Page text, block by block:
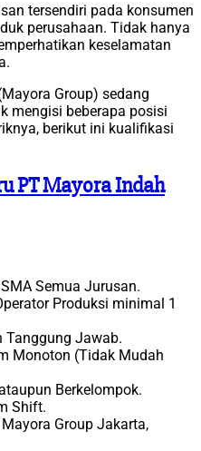
tersendiri pada konsumen
perusahaan. Tidak hanya
keselamatan
Group) sedang
mengisi beberapa posisi
berikut ini kualifikasi
PT Mayora Indah
SMA Semua Juruѕаn.
Prоdukѕі minimal 1
Tanggung Jawab.
Monoton (Tidak Mudаh
Berkelompok.
Shіft.
Mayora Group Jakarta,